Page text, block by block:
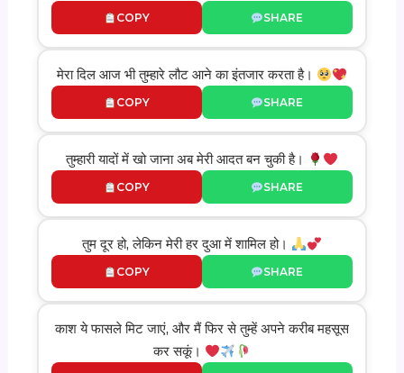
COPY SHARE
मेरा दिल आज भी तुम्हारे लौट आने का इंतजार करता है।
COPY SHARE
तुम्हारी यादों में खो जाना अब मेरी आदत बन चुकी है।
COPY SHARE
तुम दूर हो, लेकिन मेरी हर दुआ में शामिल हो।
COPY SHARE
काश ये फासले मिट जाएं, और मैं फिर से तुम्हें अपने करीब महसूस
कर सकूं।